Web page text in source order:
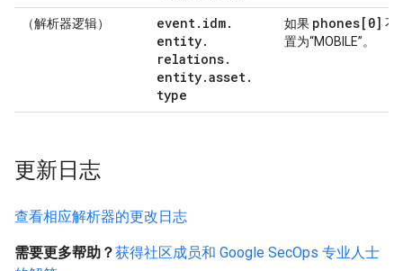
（解析器逻辑） event. idm.
entity.
relations.
entity.asset.
type
如果 phones[0] 不
置为“MOBILE”。
更新日志
查看相应解析器的更改日志
需要更多帮助？获得社区成员和 Google SecOps 专业人士